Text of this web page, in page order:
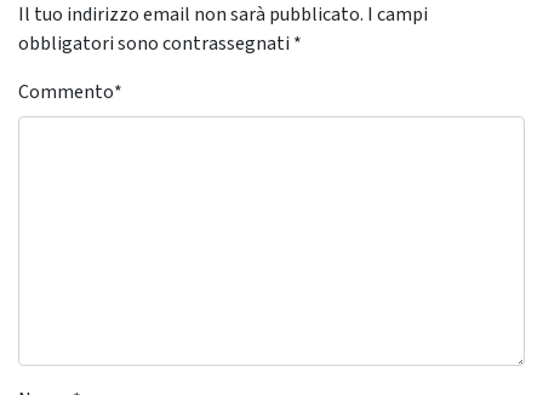
Il tuo indirizzo email non sarà pubblicato. I campi
obbligatori sono contrassegnati *
Commento*